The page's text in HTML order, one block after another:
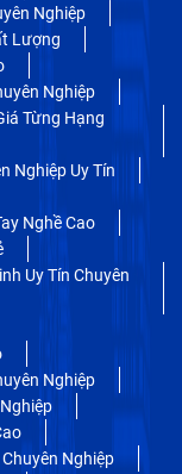
Nghiệp
Lượng
Nghiệp
Từng Hạng
Nghiệp Uy Tín
Nghề Cao
Uy Tín Chuyên
Nghiệp
Nghiệp